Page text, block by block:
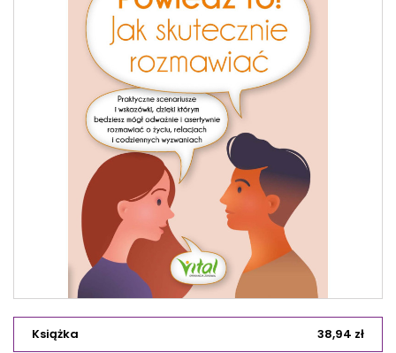
Książka 38,94 zł